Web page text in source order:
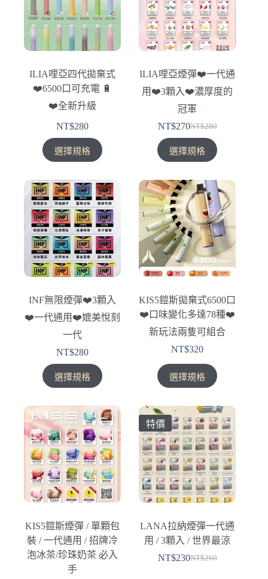
款
式。
可
在
品
頁
面
選
選
項
款
式。
可
在
品
頁
面
選
選
項
ILIA哩亞四代拋棄式
❤️‍6500口可充電 🔋
❤️‍全新升級
NT$280
選擇規格
此
產
有
多
種
款
式。
可
在
品
頁
面
選
選
項
ILIA哩亞煙彈❤️‍一代通
用❤️‍3顆入❤️‍濃厚度的
冠軍
NT$280
始
價
NT$280。
NT$270
前
價
NT$270。
選擇規格
此
產
有
多
種
款
式。
可
在
品
頁
面
選
選
項
INF無限煙彈❤️‍3顆入
❤️‍一代通用❤️‍媲美悅刻
一代
NT$280
選擇規格
此
產
有
多
種
款
式。
可
在
品
頁
面
選
KIS5鎧斯拋棄式6500口
❤️‍口味變化多達78種❤️
新玩法兩隻可組合
NT$320
選擇規格
此
產
多
種
款
式。
可
在
品
頁
面
KIS5鎧斯煙彈 / 單顆包
裝 / 一代通用 / 招牌冷
泡冰茶/珍珠奶茶 必入
手
特價
LANA拉納煙彈一代通
用 / 3顆入 / 世界最涼
NT$260
NT$230